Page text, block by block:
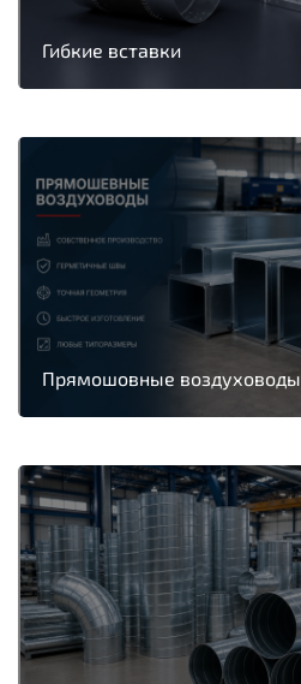
Гибкие вставки
Прямошовные воздуховоды